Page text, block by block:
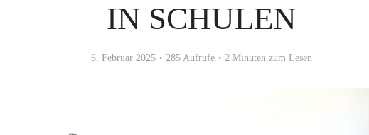
IN SCHULEN
6. Februar 2025 285 Aufrufe 2 Minuten zum Lesen